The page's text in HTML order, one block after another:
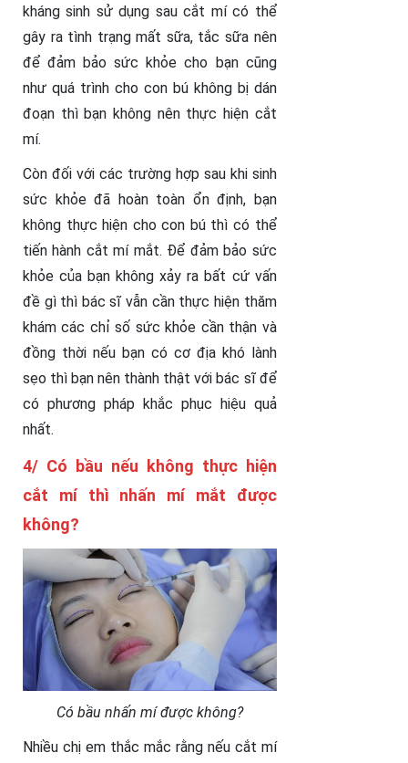
kháng sinh sử dụng sau cắt mí có thể
gây ra tình trạng mất sữa, tắc sữa nên
để đảm bảo sức khỏe cho bạn cũng
như quá trình cho con bú không bị dán
đoạn thì bạn không nên thực hiện cắt
mí.
Còn đối với các trường hợp sau khi sinh
sức khỏe đã hoàn toàn ổn định, bạn
không thực hiện cho con bú thì có thể
tiến hành cắt mí mắt. Để đảm bảo sức
khỏe của bạn không xảy ra bất cứ vấn
đề gì thì bác sĩ vẫn cần thực hiện thăm
khám các chỉ số sức khỏe cần thận và
đồng thời nếu bạn có cơ địa khó lành
sẹo thì bạn nên thành thật với bác sĩ để
có phương pháp khắc phục hiệu quả
nhất.
4/ Có bầu nếu không thực hiện
cắt mí thì nhấn mí mắt được
không?
Có bầu nhấn mí được không?
Nhiều chị em thắc mắc rằng nếu cắt mí